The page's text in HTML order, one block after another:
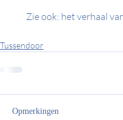
Zie ook: het verhaal
Tussendoor
Opmerkingen